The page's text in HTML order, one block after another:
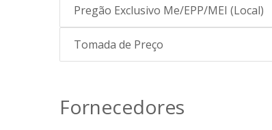
Pregão Exclusivo Me/EPP/MEI (Local)
Tomada de Preço
Fornecedores